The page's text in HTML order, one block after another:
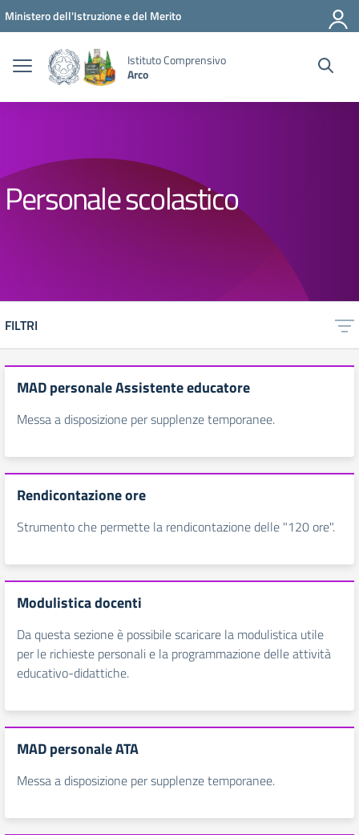
Vai ai contenuti
Vai al menu di navigazione
Vai al footer
Ministero dell'Istruzione e del Merito
Istituto Comprensivo
Arco
Personale scolastico
FILTRI
MAD personale Assistente educatore
Messa a disposizione per supplenze temporanee.
Rendicontazione ore
Strumento che permette la rendicontazione delle "120 ore".
Modulistica docenti
Da questa sezione è possibile scaricare la modulistica utile
per le richieste personali e la programmazione delle attività
educativo-didattiche.
MAD personale ATA
Messa a disposizione per supplenze temporanee.